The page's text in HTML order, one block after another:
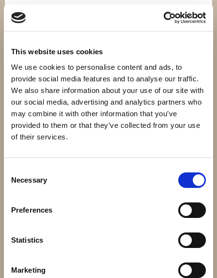
This website uses cookies
We use cookies to personalise content and ads, to
provide social media features and to analyse our traffic.
We also share information about your use of our site with
our social media, advertising and analytics partners who
may combine it with other information that you’ve
provided to them or that they’ve collected from your use
of their services.
Selection
Necessary
Preferences
Statistics
Marketing
Artikelnummer:
SV824-1
Högerklicka och kopiera adressen
Andra har även köpt
12x12mm
Info